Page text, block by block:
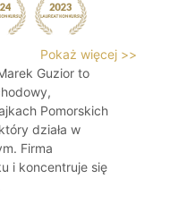
Pokaż więcej >>
Guzior to
Pomorskich
działa w
Firma
i koncentruje się